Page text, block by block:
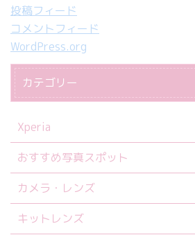
投稿フィード
コメントフィード
WordPress.org
カテゴリー
Xperia
おすすめ写真スポット
カメラ・レンズ
キットレンズ